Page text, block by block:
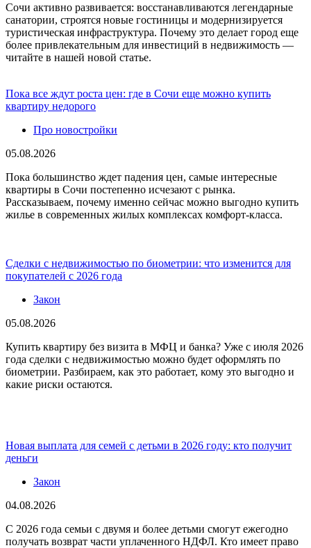
Сочи активно развивается: восстанавливаются легендарные
санатории, строятся новые гостиницы и модернизируется
туристическая инфраструктура. Почему это делает город еще
более привлекательным для инвестиций в недвижимость —
читайте в нашей новой статье.
Пока все ждут роста цен: где в Сочи еще можно купить
квартиру недорого
Про новостройки
05.08.2026
Пока большинство ждет падения цен, самые интересные
квартиры в Сочи постепенно исчезают с рынка.
Рассказываем, почему именно сейчас можно выгодно купить
жилье в современных жилых комплексах комфорт-класса.
Сделки с недвижимостью по биометрии: что изменится для
покупателей с 2026 года
Закон
05.08.2026
Купить квартиру без визита в МФЦ и банка? Уже с июля 2026
года сделки с недвижимостью можно будет оформлять по
биометрии. Разбираем, как это работает, кому это выгодно и
какие риски остаются.
Новая выплата для семей с детьми в 2026 году: кто получит
деньги
Закон
04.08.2026
С 2026 года семьи с двумя и более детьми смогут ежегодно
получать возврат части уплаченного НДФЛ. Кто имеет право